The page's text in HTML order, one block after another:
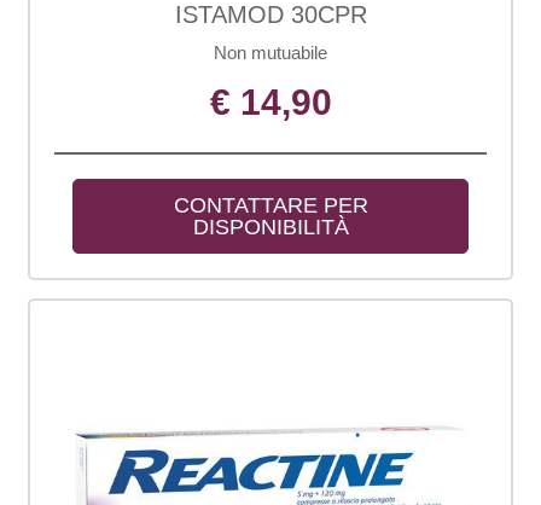
ISTAMOD 30CPR
Non mutuabile
€ 14,90
CONTATTARE PER
DISPONIBILITÀ